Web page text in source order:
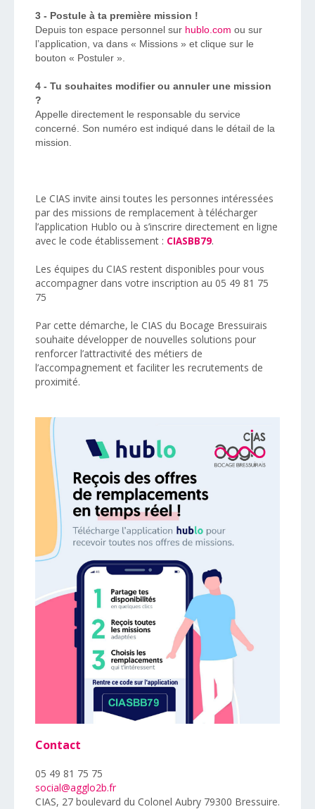
3 - Postule à ta première mission !
Depuis ton espace personnel sur hublo.com ou sur
l’application, va dans « Missions » et clique sur le
bouton « Postuler ».
4 - Tu souhaites modifier ou annuler une mission
?
Appelle directement le responsable du service
concerné. Son numéro est indiqué dans le détail de la
mission.
Le CIAS invite ainsi toutes les personnes intéressées
par des missions de remplacement à télécharger
l’application Hublo ou à s’inscrire directement en ligne
avec le code établissement : CIASBB79.
Les équipes du CIAS restent disponibles pour vous
accompagner dans votre inscription au 05 49 81 75
75
Par cette démarche, le CIAS du Bocage Bressuirais
souhaite développer de nouvelles solutions pour
renforcer l’attractivité des métiers de
l’accompagnement et faciliter les recrutements de
proximité.
Contact
05 49 81 75 75
social@agglo2b.fr
CIAS, 27 boulevard du Colonel Aubry 79300 Bressuire.